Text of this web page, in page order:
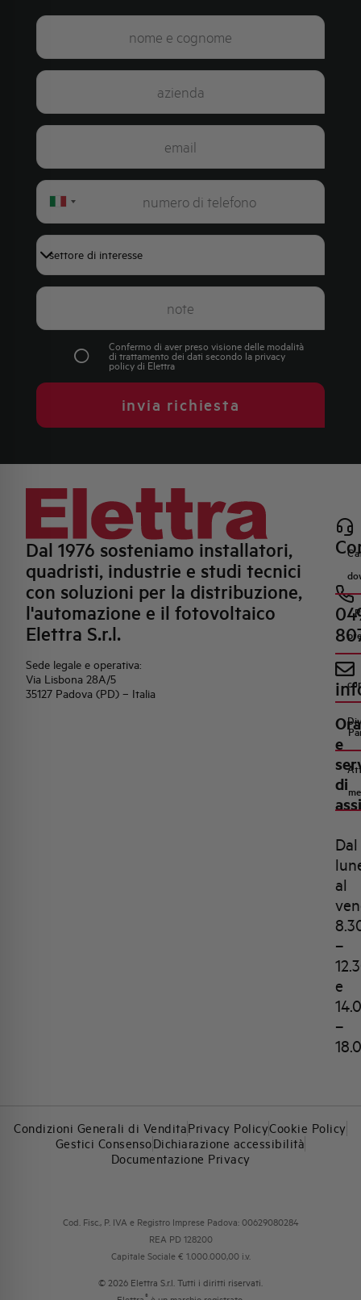
Italy
Confermo di aver preso visione delle modalità
di trattamento dei dati secondo la privacy
policydi Elettra
invia richiesta
Dal 1976 sosteniamo installatori,
quadristi, industrie e studi tecnici
con soluzioni per la distribuzione,
l'automazione e il fotovoltaico
Elettra S.r.l.
Sede legale e operativa:
Via Lisbona 28A/5
35127 Padova (PD) – Italia
e
di
Dal
al
–
e
–
Condizioni Generali di VenditaPrivacy PolicyCookie Policy
Gestici ConsensoDichiarazione accessibilità
Documentazione Privacy
Cod. Fisc., P. IVA e Registro Imprese Padova: 00629080284
REA PD 128200
Capitale Sociale € 1.000.000,00 i.v.
© 2026 Elettra S.r.l. Tutti i diritti riservati.
®